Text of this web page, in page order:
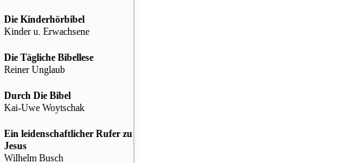
Die Kinderhörbibel
Kinder u. Erwachsene
Die Tägliche Bibellese
Reiner Unglaub
Durch Die Bibel
Kai-Uwe Woytschak
Ein leidenschaftlicher Rufer zu
Jesus
Wilhelm Busch